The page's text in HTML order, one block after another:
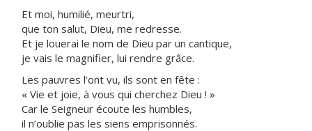
Et moi, humilié, meurtri,
que ton salut, Dieu, me redresse.
Et je louerai le nom de Dieu par un cantique,
je vais le magnifier, lui rendre grâce.
Les pauvres l’ont vu, ils sont en fête :
« Vie et joie, à vous qui cherchez Dieu ! »
Car le Seigneur écoute les humbles,
il n’oublie pas les siens emprisonnés.